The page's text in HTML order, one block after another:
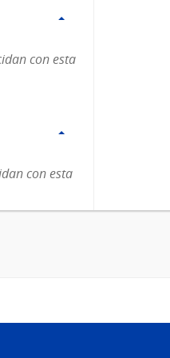
con esta
con esta